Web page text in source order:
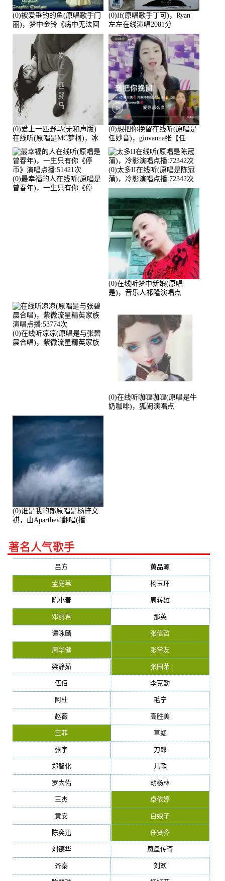
(0)被爱垂钓的鱼(原唱歌手门
丽)，梦中金铃《病中无法回
复大家》在线演唱3586分
(0)If(原唱歌手丁可)，Ryan
左左在线演唱2081分
(0)爱上一匹野马(无和声版)
在线听(原唱是MC梦柯)，冰
鑫Asce演唱点播:178815次
(0)想把你挽留在线听(原唱是
任妙音)，giovanna张【任
96】演唱点播:60173次
(0)最幸福的人在线听(原唱是
曾春年)，一生只有你《停
(0)太多II在线听(原唱是陈冠
蒲)，冷影演唱点播:72342次
(0)在线听梦中新娘(原唱
是)，音乐人祁隆演唱点
(0)在线听凉凉(原唱是与张碧
晨合唱)，紫微流星精英家族
(0)在线听咖喱咖喱(原唱是牛
奶咖啡)，狐闹演唱点
(0)谁是我的郎原唱是杨梓文
祺，由Apartheid翻唱(播
著名人气歌手
吕方 黄品源
孟庭苇 杨玉环
陈小春 周转雄
邓丽君 那英
谭咏麟 张信哲
周华健 张学友
梁静茹 张国荣
伍佰 李克勤
阿杜 毛宁
赵薇 高胜美
王菲 草蜢
张宇 刀郎
郑智化 儿歌
罗大佑 胡杨林
王杰 卓依婷
黄安 白娘子
陈奕迅 任贤齐
刘德华 凤凰传奇
齐秦 刘欢